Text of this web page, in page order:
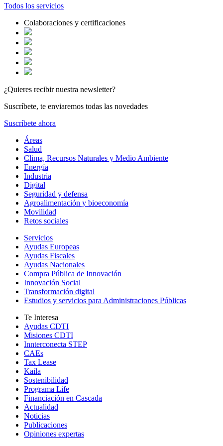
Todos los servicios
Colaboraciones y certificaciones
¿Quieres recibir nuestra newsletter?
Suscríbete, te enviaremos todas las novedades
Suscríbete ahora
Áreas
Salud
Clima, Recursos Naturales y Medio Ambiente
Energía
Industria
Digital
Seguridad y defensa
Agroalimentación y bioeconomía
Movilidad
Retos sociales
Servicios
Ayudas Europeas
Ayudas Fiscales
Ayudas Nacionales
Compra Pública de Innovación
Innovación Social
Transformación digital
Estudios y servicios para Administraciones Públicas
Te Interesa
Ayudas CDTI
Misiones CDTI
Innterconecta STEP
CAEs
Tax Lease
Kaila
Sostenibilidad
Programa Life
Financiación en Cascada
Actualidad
Noticias
Publicaciones
Opiniones expertas